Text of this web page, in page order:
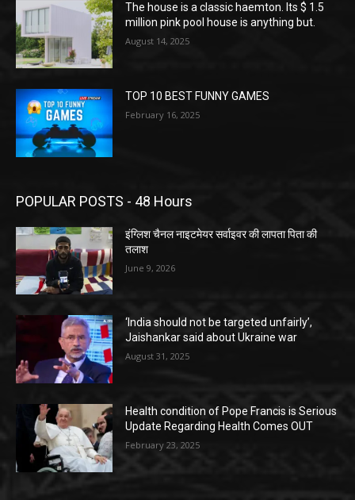
The house is a classic haemton. Its $ 1.5
million pink pool house is anything but.
August 14, 2025
TOP 10 BEST FUNNY GAMES
February 16, 2025
POPULAR POSTS - 48 Hours
इंग्लिश चैनल नाइटमेयर सर्वाइवर की लापता पिता की
तलाश
June 9, 2026
‘India should not be targeted unfairly’,
Jaishankar said about Ukraine war
August 31, 2025
Health condition of Pope Francis is Serious
Update Regarding Health Comes OUT
February 23, 2025